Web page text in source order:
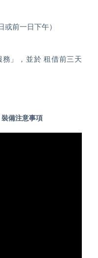
前一日下午）
」，並於 租借前三天
備注意事項